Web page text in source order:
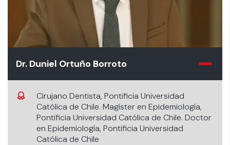
Dr. Duniel Ortuño Borroto
Cirujano Dentista, Pontificia Universidad
Católica de Chile. Magíster en Epidemiología,
Pontificia Universidad Católica de Chile. Doctor
en Epidemiología, Pontificia Universidad
Católica de Chile